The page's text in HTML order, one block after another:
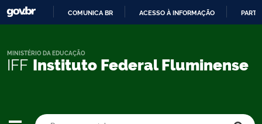
CONTEÚDO
COMUNICA BR ACESSO À INFORMAÇÃO
IFF Instituto Federal Fluminense
MINISTÉRIO DA EDUCAÇÃO